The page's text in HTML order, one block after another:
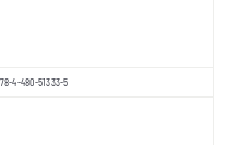
4-480-51333-5